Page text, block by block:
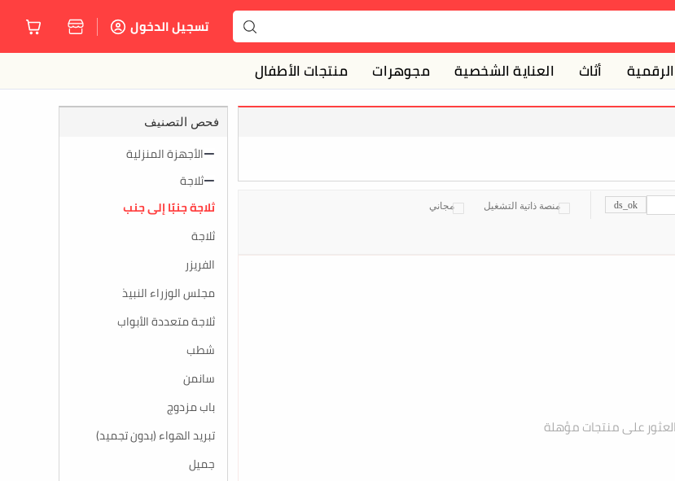
تسجيل الدخول
أثاث العناية الشخصية مجوهرات منتجات الأطفال
فحص التصنيف
الأجهزة المنزلية
ثلاجة
ثلاجة جنبًا إلى جنب
ثلاجة
الفريزر
مجلس الوزراء النبيذ
ثلاجة متعددة الأبواب
شطب
سانمن
باب مزدوج
تبريد الهواء (بدون تجميد)
جميل
ds_ok منصة ذاتية التشغيل مجاني
على منتجات مؤهلة